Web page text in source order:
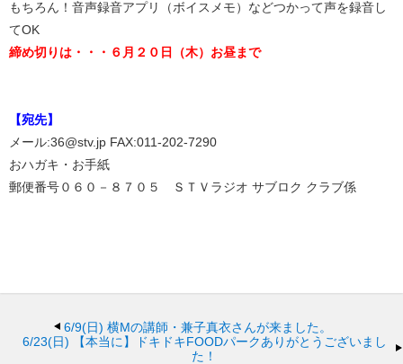
もちろん！音声録音アプリ（ボイスメモ）などつかって声を録音し
てOK
締め切りは・・・６月２０日（木）お昼まで
【宛先】
メール:36@stv.jp FAX:011-202-7290
おハガキ・お手紙
郵便番号０６０－８７０５ ＳＴＶラジオ サブロク クラブ係
6/9(日) 横Mの講師・兼子真衣さんが来ました。
6/23(日)
【本当に】ドキドキFOODパークありがとうございまし
た！